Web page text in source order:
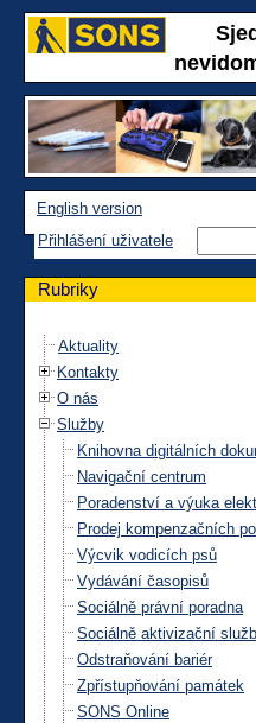
English version
Přihlášení uživatele
Rubriky
Aktuality
Kontakty
O nás
Služby
Knihovna digitálních
Navigační centrum
Poradenství a výuka
Prodej kompenzačních
Výcvik vodicích psů
Vydávání časopisů
Sociálně právní poradna
Sociálně aktivizační
Odstraňování bariér
Zpřístupňování památek
SONS Online